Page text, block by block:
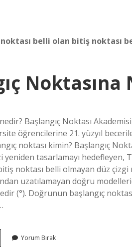
noktası belli olan bitiş noktası
Noktasına
Başlangıç ​​Noktası
öğrencilerine 21. yüzyıl
noktası kimin? Başlangıç
tasarlamayı hedefleyen,
noktası belli olmayan düz
uzatılamayan doğru
(°). Doğrunun başlangıç
Yorum Bırak